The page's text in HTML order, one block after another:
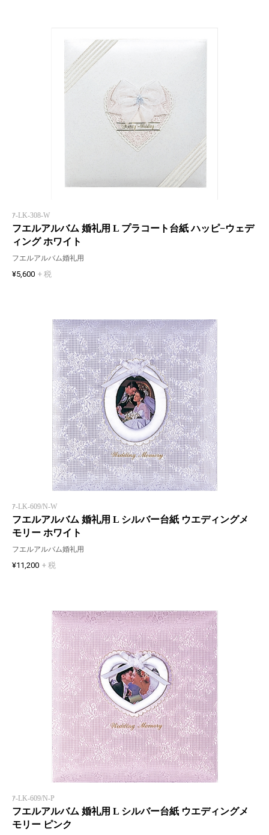
ｱ-LK-308-W
フエルアルバム 婚礼用 L プラコート台紙 ハッピ−ウェデ
ィング ホワイト
フエルアルバム婚礼用
¥5,600 + 税
ｱ-LK-609/N-W
フエルアルバム 婚礼用 L シルバー台紙 ウエディングメ
モリー ホワイト
フエルアルバム婚礼用
¥11,200 + 税
ｱ-LK-609/N-P
フエルアルバム 婚礼用 L シルバー台紙 ウエディングメ
モリー ピンク